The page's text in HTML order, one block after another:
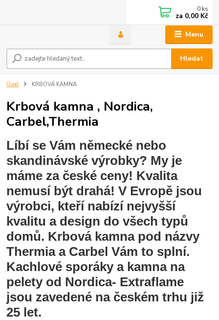
Menu
Hledat
0 ks
za 0,00 Kč
Úvod KRBOVÁ KAMNA
Krbová kamna , Nordica,
Carbel,Thermia
Líbí se Vám německé nebo
skandinávské výrobky? My je
máme za české ceny! Kvalita
nemusí být drahá! V Evropě jsou
výrobci, kteří nabízí nejvyšší
kvalitu a design do všech typů
domů. Krbová kamna pod názvy
Thermia a Carbel Vám to splní.
Kachlové sporáky a kamna na
pelety od Nordica- Extraflame
jsou zavedené na českém trhu již
25 let.